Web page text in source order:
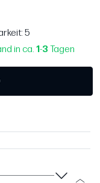
: 5
in ca. 1-3 Tagen